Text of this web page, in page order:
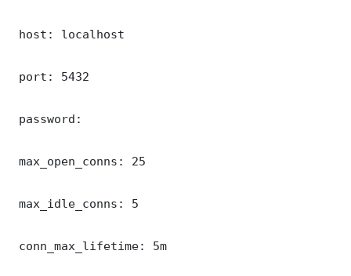
host: localhost
port: 5432
password:
max_open_conns: 25
max_idle_conns: 5
conn_max_lifetime: 5m